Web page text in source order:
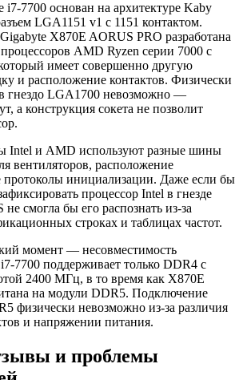
i7-7700 основан на архитектуре Kaby
LGA1151 v1 с 1151 контактом.
X870E AORUS PRO разработана
AMD Ryzen серии 7000 с
имеет совершенно другую
и расположение контактов. Физически
гнездо LGA1700 невозможно —
а конструкция сокета не позволит
Intel и AMD используют разные шины
вентиляторов, расположение
протоколы инициализации. Даже если бы
процессор Intel в гнезде
смогла бы его распознать из-за
строках и таблицах частот.
момент — несовместимость
7700 поддерживает только DDR4 с
2400 МГц, в то время как X870E
на модули DDR5. Подключение
физически невозможно из-за различия
и напряжении питания.
и проблемы